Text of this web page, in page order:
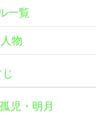
一覧
物
児・明月